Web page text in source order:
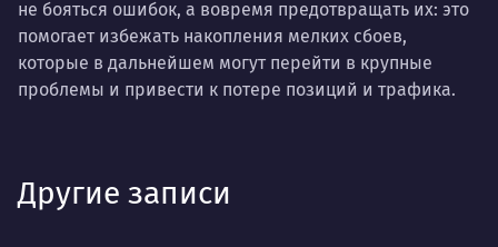
не бояться ошибок, а вовремя предотвращать их: это
помогает избежать накопления мелких сбоев,
которые в дальнейшем могут перейти в крупные
проблемы и привести к потере позиций и трафика.
Другие записи